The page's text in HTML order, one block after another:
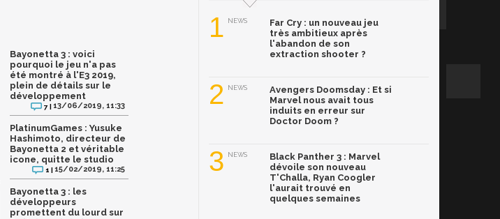
Bayonetta 3 : voici
pourquoi le jeu n'a pas
été montré à l'E3 2019,
plein de détails sur le
développement
7 |13/06/2019, 11:33
PlatinumGames : Yusuke
Hashimoto, directeur de
Bayonetta 2 et véritable
icone, quitte le studio
1 |15/02/2019, 11:25
Bayonetta 3 : les
développeurs
promettent du lourd sur
1 NEWS
Far Cry : un nouveau jeu
très ambitieux après
l'abandon de son
extraction shooter ?
2 NEWS
Avengers Doomsday : Et si
Marvel nous avait tous
induits en erreur sur
Doctor Doom ?
3 NEWS
Black Panther 3 : Marvel
dévoile son nouveau
T'Challa, Ryan Coogler
l'aurait trouvé en
quelques semaines